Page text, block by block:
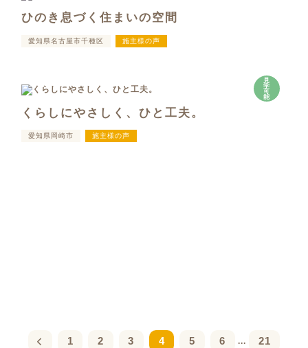
ひのき息づく住まいの空間
愛知県名古屋市千種区 施主様の声
見
学
可
能
くらしにやさしく、ひと工夫。
愛知県岡崎市 施主様の声
1 2 3 4 5 6 ...
21